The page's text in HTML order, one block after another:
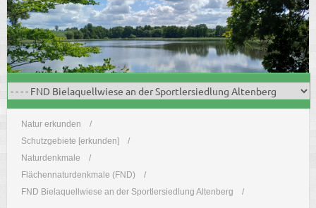
c
o
n
t
Natur erkunden
Schutzgebiete [erkunden]
Naturdenkmale
Flächennaturdenkmale (FND)
FND Bielaquellwiese an der Sportlersiedlung Altenberg